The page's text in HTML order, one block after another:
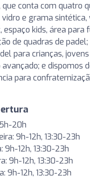
que conta com quatro
e grama sintética,
kids, área para
de quadras de padel;
para crianças,
e dispomos
para
20h
9h-12h, 13:30-23h
9h-12h, 13:30-23h
9h-12h, 13:30-23h
9h-12h, 13:30-23h